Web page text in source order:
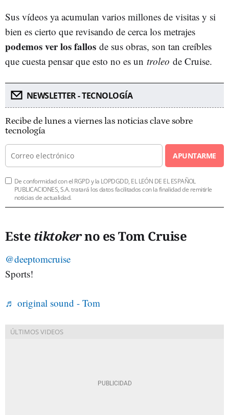
Sus vídeos ya acumulan varios millones de visitas y si
bien es cierto que revisando de cerca los metrajes
podemos ver los fallos de sus obras, son tan creíbles
que cuesta pensar que esto no es un troleo de Cruise.
NEWSLETTER - TECNOLOGÍA
Recibe de lunes a viernes las noticias clave sobre
tecnología
APUNTARME
De conformidad con el RGPD y la LOPDGDD, EL LEÓN DE EL ESPAÑOL
PUBLICACIONES, S.A. tratará los datos facilitados con la finalidad de remitirle
noticias de actualidad.
Este tiktokerno es Tom Cruise
@deeptomcruise
Sports!
♬ original sound - Tom